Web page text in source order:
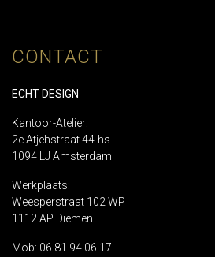
CONTACT
ECHT DESIGN
Kantoor-Atelier:
2e Atjehstraat 44-hs
1094 LJ Amsterdam
Werkplaats:
Weesperstraat 102 WP
1112 AP Diemen
Mob: 06 81 94 06 17